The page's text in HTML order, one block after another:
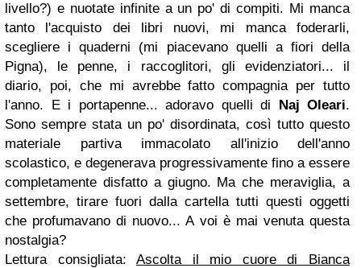
livello?) e nuotate infinite a un po' di compiti. Mi manca
tanto l'acquisto dei libri nuovi, mi manca foderarli,
scegliere i quaderni (mi piacevano quelli a fiori della
Pigna), le penne, i raccoglitori, gli evidenziatori... il
diario, poi, che mi avrebbe fatto compagnia per tutto
l'anno. E i portapenne... adoravo quelli di Naj Oleari.
Sono sempre stata un po' disordinata, così tutto questo
materiale partiva immacolato all'inizio dell'anno
scolastico, e degenerava progressivamente fino a essere
completamente disfatto a giugno. Ma che meraviglia, a
settembre, tirare fuori dalla cartella tutti questi oggetti
che profumavano di nuovo... A voi è mai venuta questa
nostalgia?
Lettura consigliata:Ascolta il mio cuore di Bianca